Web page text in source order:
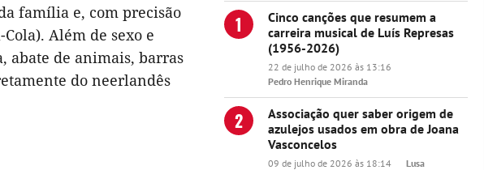
1
Cinco canções que resumem a
carreira musical de Luís Represas
(1956-2026)
22 de julho de 2026 às 13:16
Pedro Henrique Miranda
2
Associação quer saber origem de
azulejos usados em obra de Joana
Vasconcelos
09 de julho de 2026 às 18:14 Lusa
família e, com precisão
Além de sexo e
abate de animais, barras
do neerlandês